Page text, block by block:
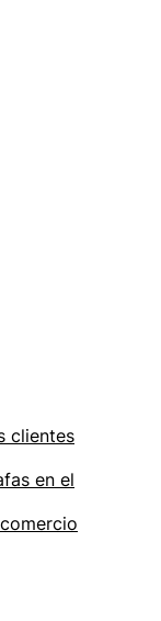
clientes
en el